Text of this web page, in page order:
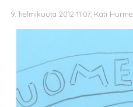
9. helmikuuta 2012 11.07, Kati Hurme